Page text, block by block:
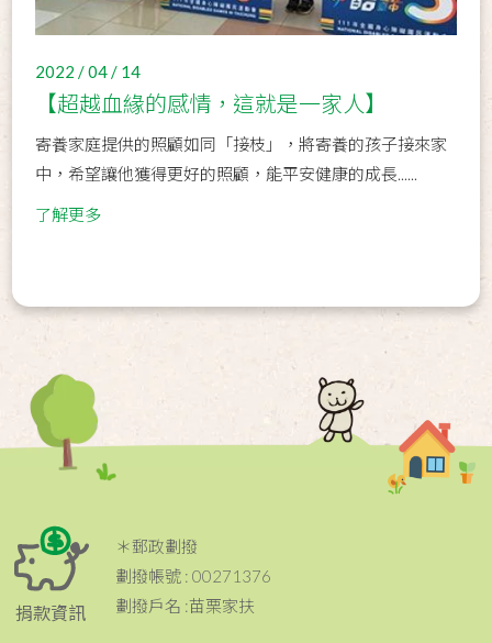
2022 / 04 / 14
【超越血緣的感情，這就是一家人】
寄養家庭提供的照顧如同「接枝」，將寄養的孩子接來家
中，希望讓他獲得更好的照顧，能平安健康的成長......
了解更多
捐款資訊
＊郵政劃撥
劃撥帳號 : 00271376
劃撥戶名 :苗栗家扶